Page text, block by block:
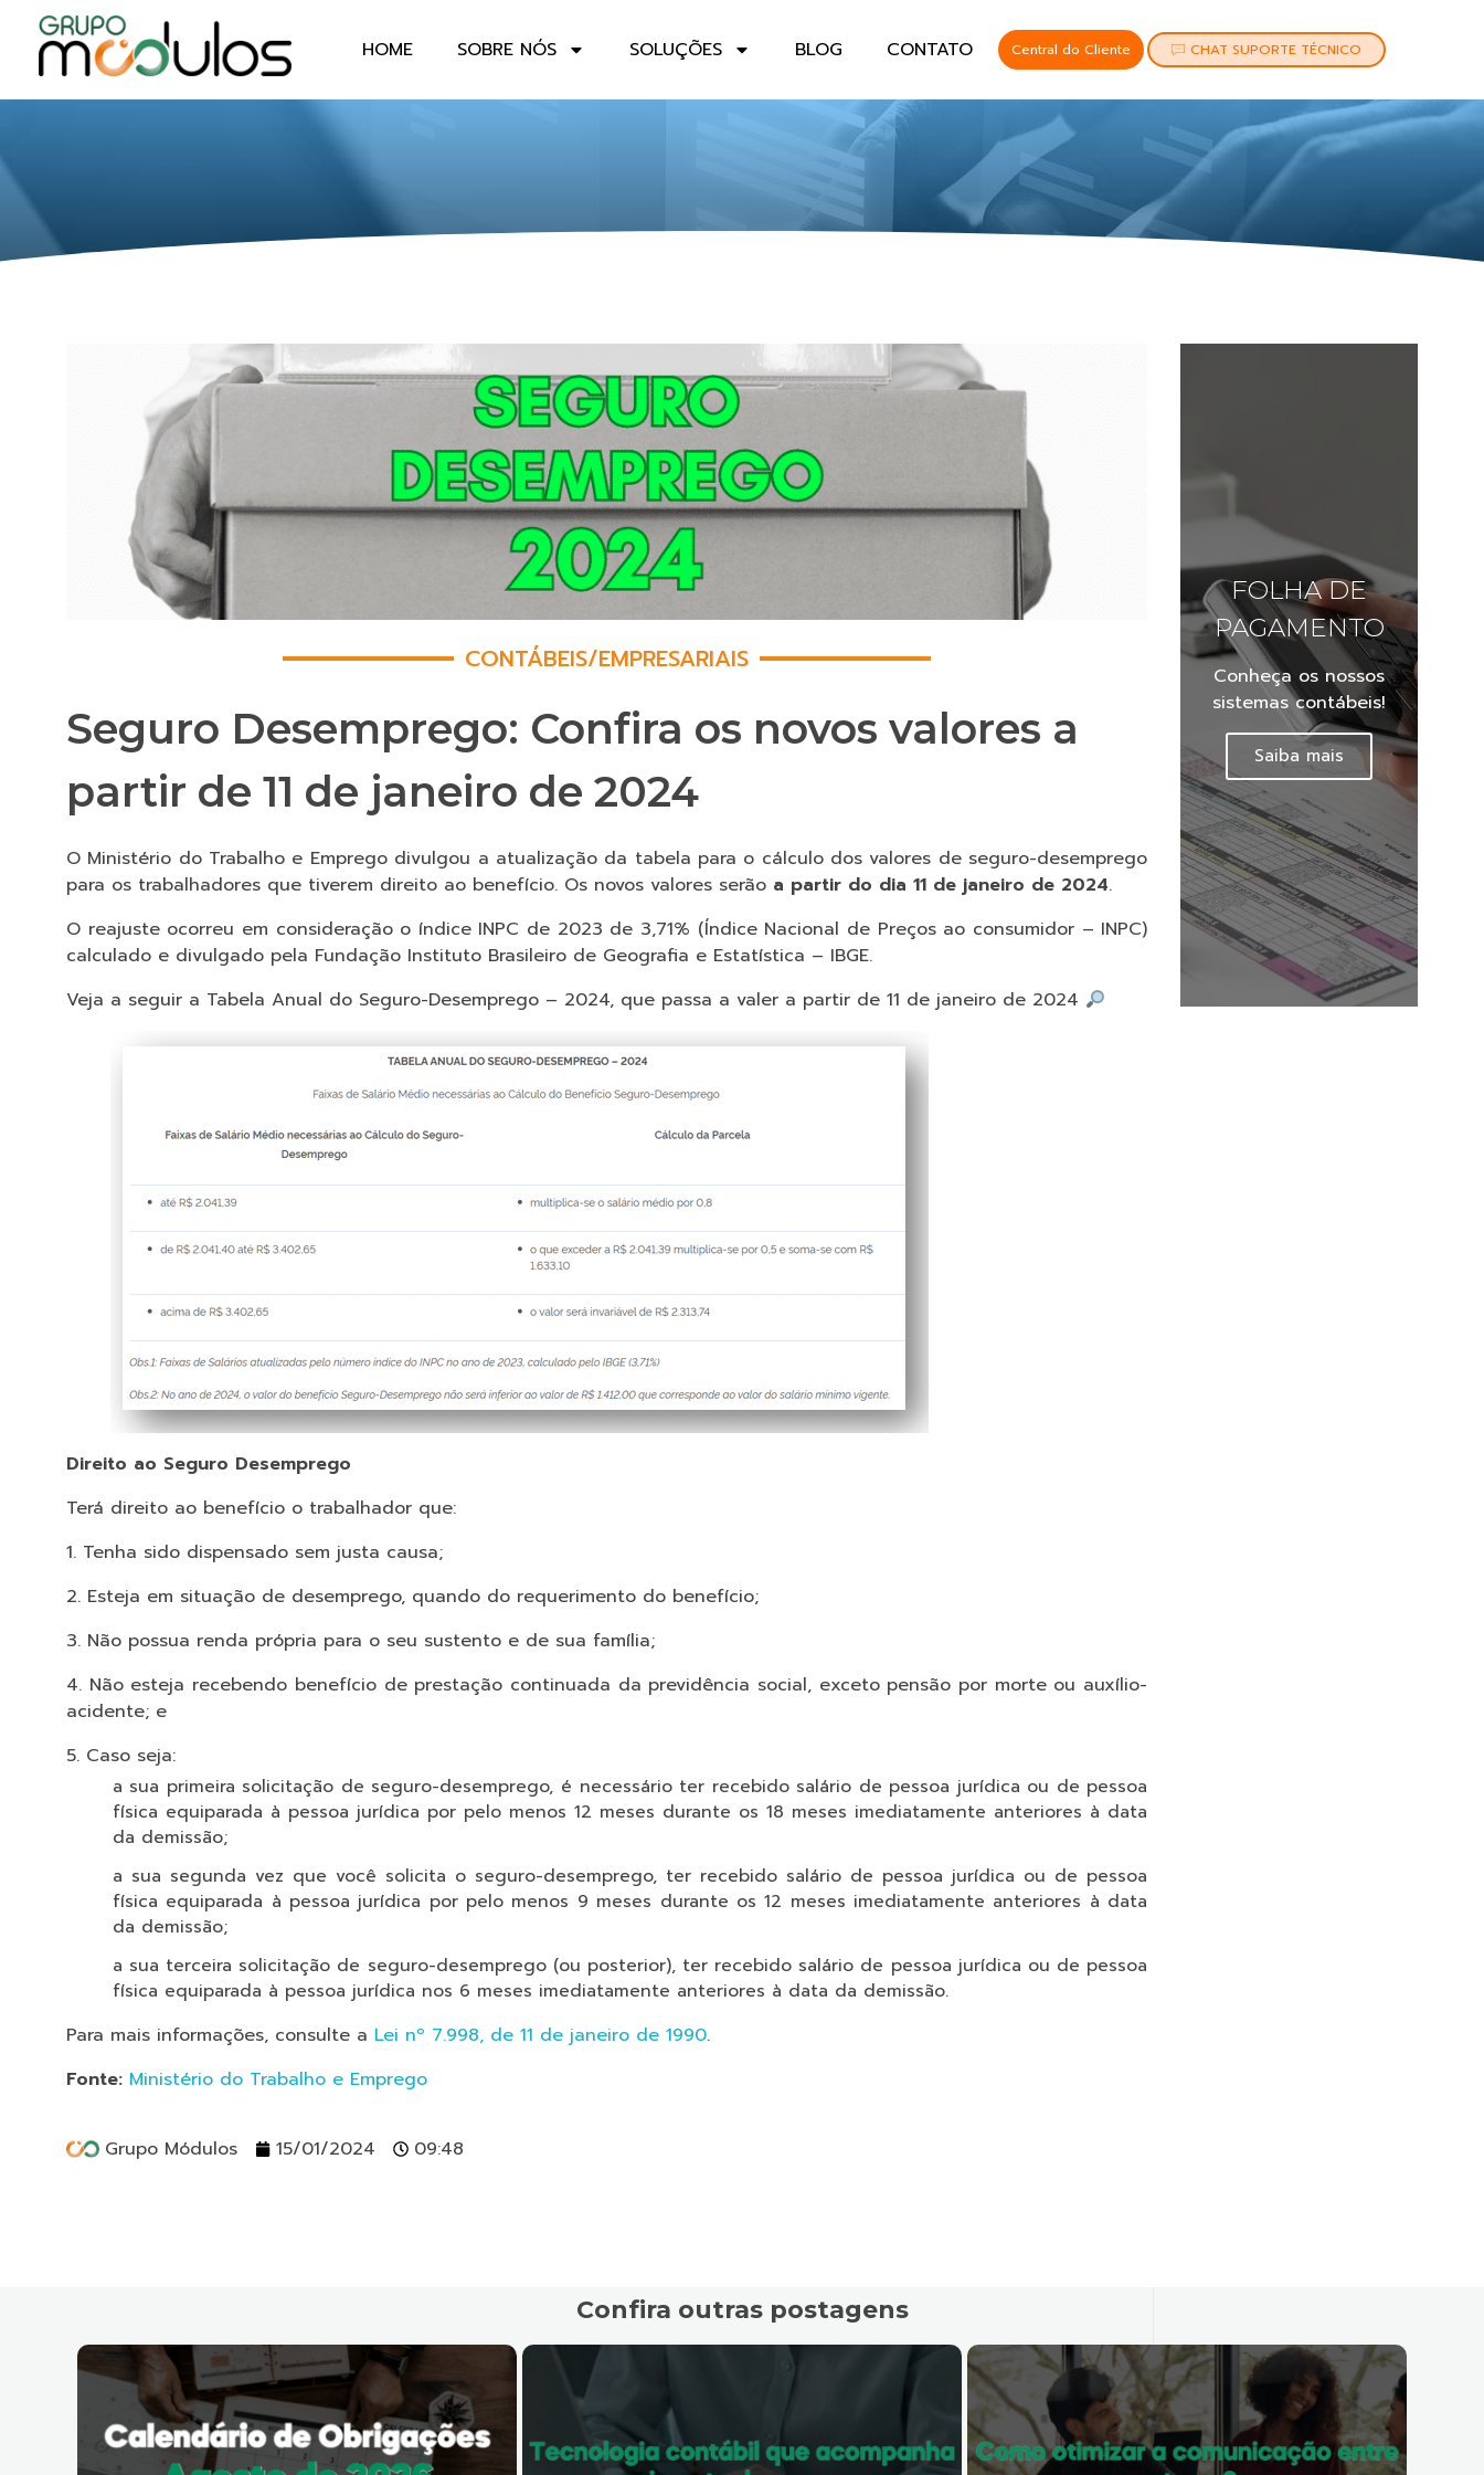
HOME SOBRE NÓS SOLUÇÕES BLOG CONTATO Central do Cliente CHAT SUPORTE TÉCNICO
CONTÁBEIS/EMPRESARIAIS
Seguro Desemprego: Confira os novos valores a
partir de 11 de janeiro de 2024
O Ministério do Trabalho e Emprego divulgou a atualização da tabela para o cálculo dos valores de seguro-desemprego
para os trabalhadores que tiverem direito ao benefício. Os novos valores serão a partir do dia 11 de janeiro de 2024.
O reajuste ocorreu em consideração o índice INPC de 2023 de 3,71% (Índice Nacional de Preços ao consumidor – INPC)
calculado e divulgado pela Fundação Instituto Brasileiro de Geografia e Estatística – IBGE.
Veja a seguir a Tabela Anual do Seguro-Desemprego – 2024, que passa a valer a partir de 11 de janeiro de 2024
Direito ao Seguro Desemprego
Terá direito ao benefício o trabalhador que:
Tenha sido dispensado sem justa causa;
Esteja em situação de desemprego, quando do requerimento do benefício;
Não possua renda própria para o seu sustento e de sua família;
Não esteja recebendo benefício de prestação continuada da previdência social, exceto pensão por morte ou auxílio-
acidente; e
Caso seja:
a sua primeira solicitação de seguro-desemprego, é necessário ter recebido salário de pessoa jurídica ou de pessoa
física equiparada à pessoa jurídica por pelo menos 12 meses durante os 18 meses imediatamente anteriores à data
da demissão;
a sua segunda vez que você solicita o seguro-desemprego, ter recebido salário de pessoa jurídica ou de pessoa
física equiparada à pessoa jurídica por pelo menos 9 meses durante os 12 meses imediatamente anteriores à data
da demissão;
a sua terceira solicitação de seguro-desemprego (ou posterior), ter recebido salário de pessoa jurídica ou de pessoa
física equiparada à pessoa jurídica nos 6 meses imediatamente anteriores à data da demissão.
Para mais informações, consulte a Lei nº 7.998, de 11 de janeiro de 1990.
Fonte: Ministério do Trabalho e Emprego
Grupo Módulos 15/01/2024 09:48
FOLHA DE
PAGAMENTO
Conheça os nossos
sistemas contábeis!
Saiba mais
Confira outras postagens